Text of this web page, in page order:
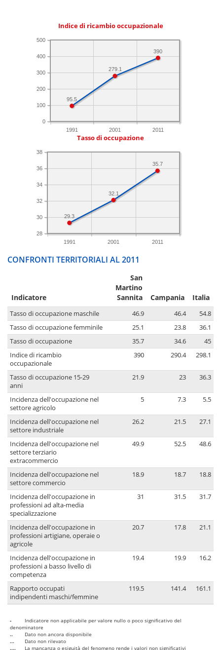
Indice di ricambio occupazionale
1991 2001 2011
0
100
200
300
400
500
390
279.1
95.5
Tasso di occupazione
1991 2001 2011
28
30
32
34
36
38
35.7
32.1
29.3
CONFRONTI TERRITORIALI AL 2011
Indicatore
San
Martino
Sannita
Campania Italia
Tasso di occupazione maschile 46.9 46.4
54.8
Tasso di occupazione femminile
25.1 23.8
36.1
Tasso di occupazione
35.7 34.6
45
Indice di ricambio
occupazionale
390 290.4 298.1
Tasso di occupazione 15-29
anni
21.9 23 36.3
Incidenza dell'occupazione nel
settore agricolo
5 7.3 5.5
Incidenza dell'occupazione nel
settore industriale
26.2 21.5 27.1
Incidenza dell'occupazione nel
settore terziario
extracommercio
49.9 52.5 48.6
Incidenza dell'occupazione nel
settore commercio
18.9 18.7 18.8
Incidenza dell'occupazione in
professioni ad alta-media
specializzazione
31 31.5 31.7
Incidenza dell'occupazione in
professioni artigiane, operaie o
agricole
20.7 17.8 21.1
Incidenza dell'occupazione in
professioni a basso livello di
competenza
19.4 19.9 16.2
Rapporto occupati
indipendenti maschi/femmine
119.5 141.4 161.1
-
Indicatore non applicabile per valore nullo o poco significativo del
denominatore
..
Dato non ancora disponibile
...
Dato non rilevato
....
La mancanza o esiguità del fenomeno rende i valori non significativi